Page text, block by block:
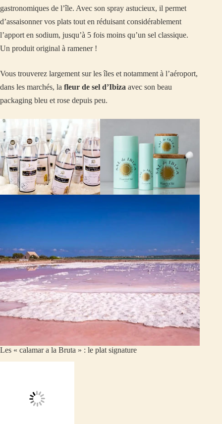
gastronomiques de l’île. Avec son spray astucieux, il permet
d’assaisonner vos plats tout en réduisant considérablement
l’apport en sodium, jusqu’à 5 fois moins qu’un sel classique.
Un produit original à ramener !
Vous trouverez largement sur les îles et notamment à l’aéroport,
dans les marchés, la fleur de sel d’Ibiza avec son beau
packaging bleu et rose depuis peu.
Les « calamar a la Bruta » : le plat signature